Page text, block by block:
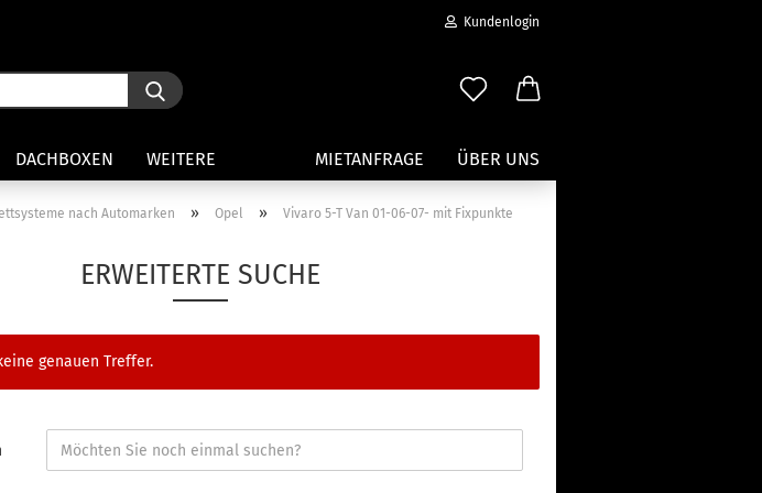
Kundenlogin
Konto erstellen
DACHBOXEN MIETANFRAGE ÜBER UNS
WEITERE
Paddleboard Traeger
nach Automarken » Opel » Vivaro 5-T Van 01-06-07- mit Fixpunkte
ERWEITERTE SUCHE
genauen Treffer.